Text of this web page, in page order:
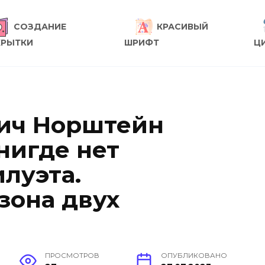
СОЗДАНИЕ
КРАСИВЫЙ
ШРИФТ
Норштейн
нет
двух
ПРОСМОТРОВ ОПУБЛИКОВАНО